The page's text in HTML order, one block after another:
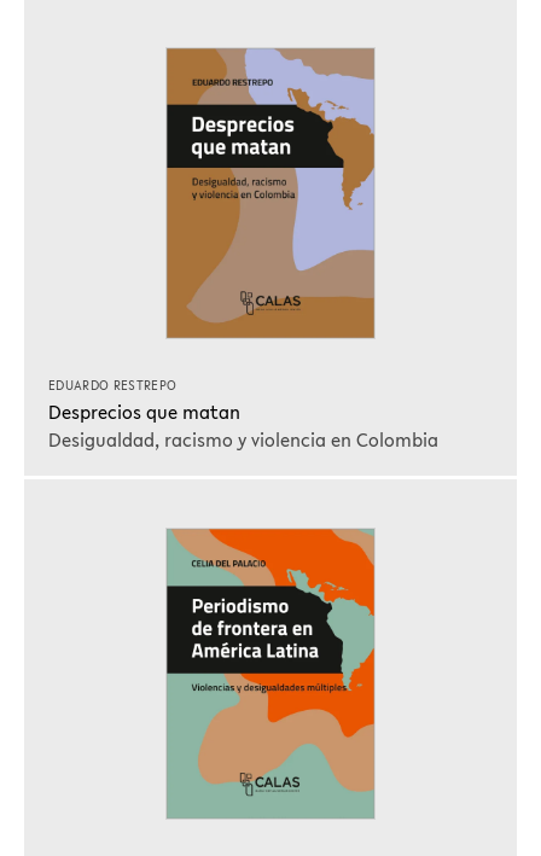
EDUARDO RESTREPO
Desprecios que matan
Desigualdad, racismo y violencia en Colombia